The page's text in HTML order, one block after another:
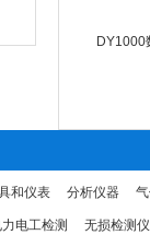
和仪表 分析仪器
力电工检测 无损检测仪